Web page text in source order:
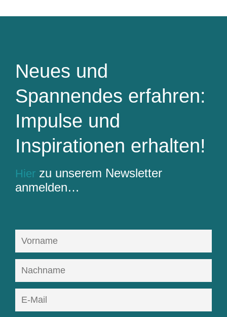
Neues und
Spannendes erfahren:
Impulse und
Inspirationen erhalten!
Hier zu unserem Newsletter
anmelden…